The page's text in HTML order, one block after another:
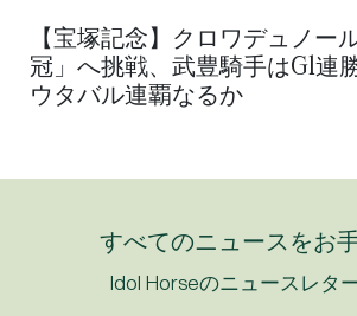
【宝塚記念】クロワデュノー
冠」へ挑戦、武豊騎手はG1連
ウタバル連覇なるか
すべてのニュースをお手
Idol Horseのニュースレタ